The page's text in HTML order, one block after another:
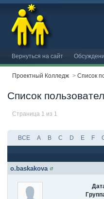
Вернуться на сайт
Проектный Колледж > Список
Список
Страница 1 из 1
ВСЕ A B C D E F
o.baskakova